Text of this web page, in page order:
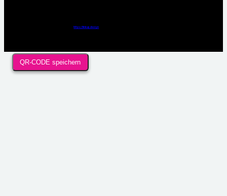
https://linkup.design
QR-CODE speichern